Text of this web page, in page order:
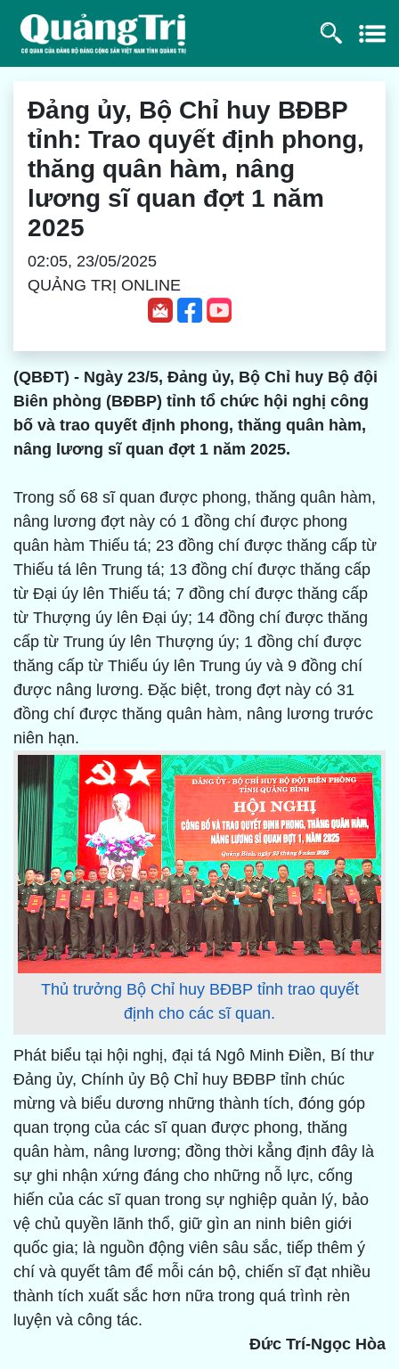
Đảng ủy, Bộ Chỉ huy BĐBP
tỉnh: Trao quyết định phong,
thăng quân hàm, nâng
lương sĩ quan đợt 1 năm
2025
02:05, 23/05/2025
QUẢNG TRỊ ONLINE
(QBĐT) - Ngày 23/5, Đảng ủy, Bộ Chỉ huy Bộ đội
Biên phòng (BĐBP) tỉnh tổ chức hội nghị công
bố và trao quyết định phong, thăng quân hàm,
nâng lương sĩ quan đợt 1 năm 2025.
Trong số 68 sĩ quan được phong, thăng quân hàm,
nâng lương đợt này có 1 đồng chí được phong
quân hàm Thiếu tá; 23 đồng chí được thăng cấp từ
Thiếu tá lên Trung tá; 13 đồng chí được thăng cấp
từ Đại úy lên Thiếu tá; 7 đồng chí được thăng cấp
từ Thượng úy lên Đại úy; 14 đồng chí được thăng
cấp từ Trung úy lên Thượng úy; 1 đồng chí được
thăng cấp từ Thiếu úy lên Trung úy và 9 đồng chí
được nâng lương. Đặc biệt, trong đợt này có 31
đồng chí được thăng quân hàm, nâng lương trước
niên hạn.
Thủ trưởng Bộ Chỉ huy BĐBP tỉnh trao quyết
định cho các sĩ quan.
Phát biểu tại hội nghị, đại tá Ngô Minh Điền, Bí thư
Đảng ủy, Chính ủy Bộ Chỉ huy BĐBP tỉnh chúc
mừng và biểu dương những thành tích, đóng góp
quan trọng của các sĩ quan được phong, thăng
quân hàm, nâng lương; đồng thời kẳng định đây là
sự ghi nhận xứng đáng cho những nỗ lực, cống
hiến của các sĩ quan trong sự nghiệp quản lý, bảo
vệ chủ quyền lãnh thổ, giữ gìn an ninh biên giới
quốc gia; là nguồn động viên sâu sắc, tiếp thêm ý
chí và quyết tâm để mỗi cán bộ, chiến sĩ đạt nhiều
thành tích xuất sắc hơn nữa trong quá trình rèn
luyện và công tác.
Đức Trí-Ngọc Hòa